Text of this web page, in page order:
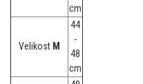
cm
Velikost M
44
-
48
cm